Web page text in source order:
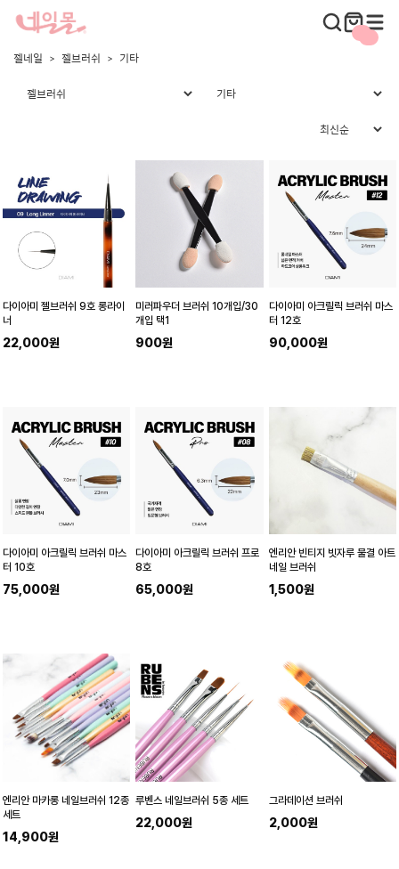
젤네일 젤브러쉬 기타
다이아미 젤브러쉬 9호 롱라이
너
22,000원
미러파우더 브러쉬 10개입/30
개입 택1
900원
다이아미 아크릴릭 브러쉬 마스
터 12호
90,000원
다이아미 아크릴릭 브러쉬 마스
터 10호
75,000원
다이아미 아크릴릭 브러쉬 프로
8호
65,000원
엔리안 빈티지 빗자루 물결 아트
네일 브러쉬
1,500원
엔리안 마카롱 네일브러쉬 12종
세트
14,900원
루벤스 네일브러쉬 5종 세트
22,000원
그라데이션 브러쉬
2,000원